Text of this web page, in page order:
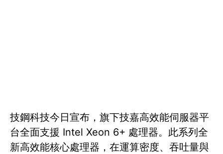
技鋼科技今日宣布，旗下技嘉高效能伺服器平
台全面支援 Intel Xeon 6+ 處理器。此系列全
新高效能核心處理器，在運算密度、吞吐量與